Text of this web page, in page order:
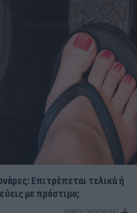
Επιτρέπεται τελικά ή
με πρόστιμο;